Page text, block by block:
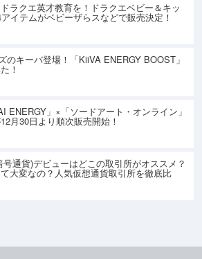
ラクエ英才教育を！ドラクエベビー＆キッ
イテムがベビーザらスなどで販売決定！
のキーバ登場！「KiiVA ENERGY BOOST」
！
ENERGY」×「ソードアート・オンライン」
月30日より順次販売開始！
号通貨)デビューはどこの取引所がオススメ？
大変なの？人気仮想通貨取引所を徹底比